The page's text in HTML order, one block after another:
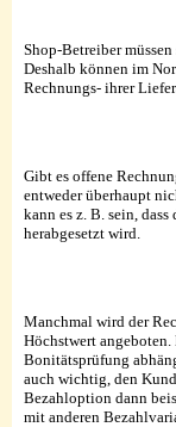
Shop-Betreiber
Deshalb können im
Rechnungs- ihrer
Gibt es offene
entweder überhaupt
kann es z. B. sein,
herabgesetzt wird.
Manchmal wird der
Höchstwert
Bonitätsprüfung
auch wichtig, den
Bezahloption dann
mit anderen